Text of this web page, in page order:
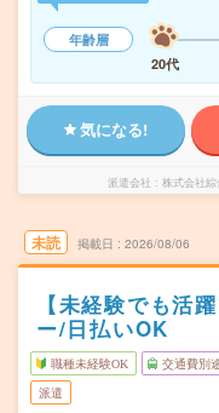
年齢層
20代
気になる!
派遣会社 株式会社
未読 掲載日 2026/08/06
【未経験でも活
ー/日払いOK
職種未経験OK 交通費別
派遣